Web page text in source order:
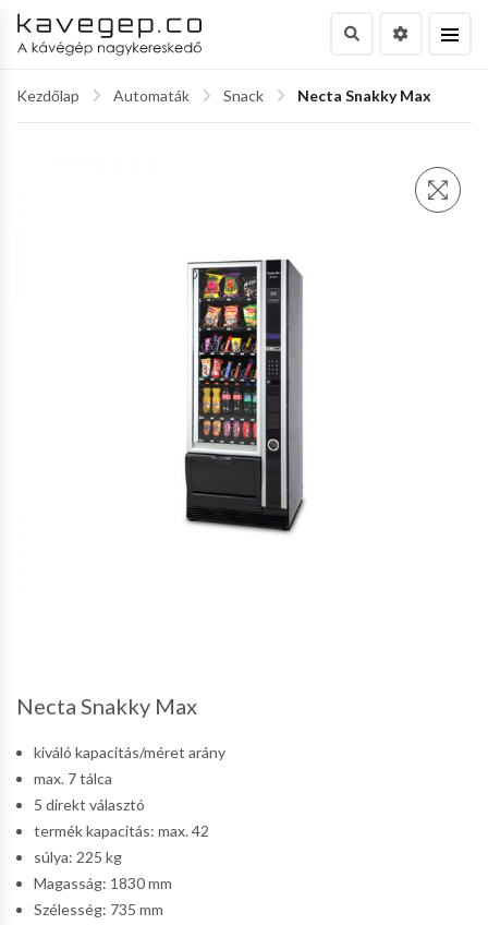
Kezdőlap Automaták Snack Necta Snakky Max
Necta Snakky Max
kiváló kapacitás/méret arány
max. 7 tálca
5 direkt választó
termék kapacitás: max. 42
súlya: 225 kg
Magasság: 1830 mm
Szélesség: 735 mm